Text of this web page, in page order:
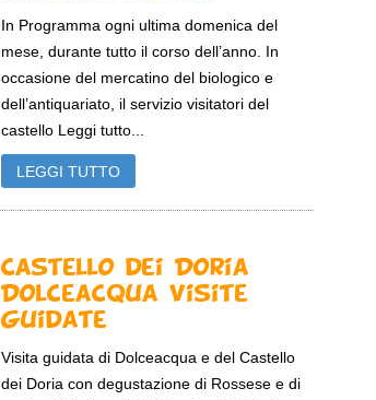
In Programma ogni ultima domenica del
mese, durante tutto il corso dell’anno. In
occasione del mercatino del biologico e
dell’antiquariato, il servizio visitatori del
castello Leggi tutto...
LEGGI TUTTO
Castello dei Doria
Dolceacqua Visite
Guidate
Visita guidata di Dolceacqua e del Castello
dei Doria con degustazione di Rossese e di